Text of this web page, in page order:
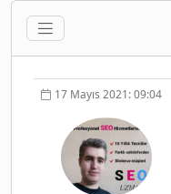
17 Mayıs 2021: 09:04